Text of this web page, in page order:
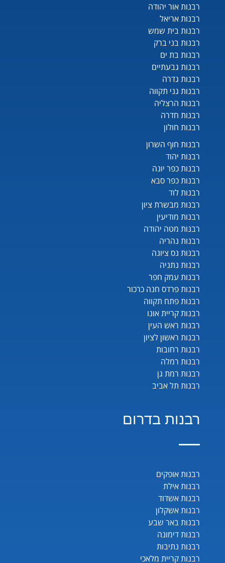
רבנות אור יהודה
רבנות אריאל
רבנות בית שמש
רבנות בני ברק
רבנות בת ים
רבנות גבעתיים
רבנות גדרה
רבנות גני תקווה
רבנות הרצליה
רבנות חדרה
רבנות חולון
רבנות חוף השרון
רבנות יהוד
רבנות כפר יונה
רבנות כפר סבא
רבנות לוד
רבנות מבשרת ציון
רבנות מודיעין
רבנות מטה יהודה
רבנות נהריה
רבנות נס ציונה
רבנות נתניה
רבנות עמק חפר
רבנות פרדס חנה כרכור
רבנות פתח תקווה
רבנות קריית אונו
רבנות ראש העין
רבנות ראשון לציון
רבנות רחובות
רבנות רמלה
רבנות רמת גן
רבנות תל אביב
רבנות בדרום
רבנות אופקים
רבנות אילת
רבנות אשדוד
רבנות אשקלון
רבנות באר שבע
רבנות דימונה
רבנות נתיבות
רבנות קריית מלאכי